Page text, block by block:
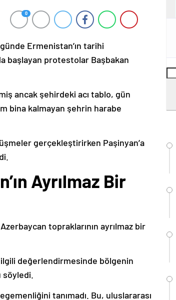
0
Ermenistan’ın tarihi
başlayan protestolar Başbakan
ancak şehirdeki acı tablo, gün
bina kalmayan şehrin harabe
gerçekleştirirken Paşinyan’a
Ayrılmaz Bir
Azerbaycan topraklarının ayrılmaz bir
ilgili değerlendirmesinde bölgenin
söyledi.
egemenliğini tanımadı. Bu, uluslararası